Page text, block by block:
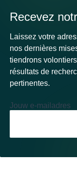
Recevez
Laissez votre
nos dernières
tiendrons
résultats de
pertinentes.
Jouw e-mailadres